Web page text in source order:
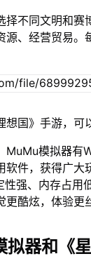
不同文明和
源、经营贸易
国》手游，可
MuMu模拟器有
件，获得广大
强、内存占
酷炫，体验更
器和《星